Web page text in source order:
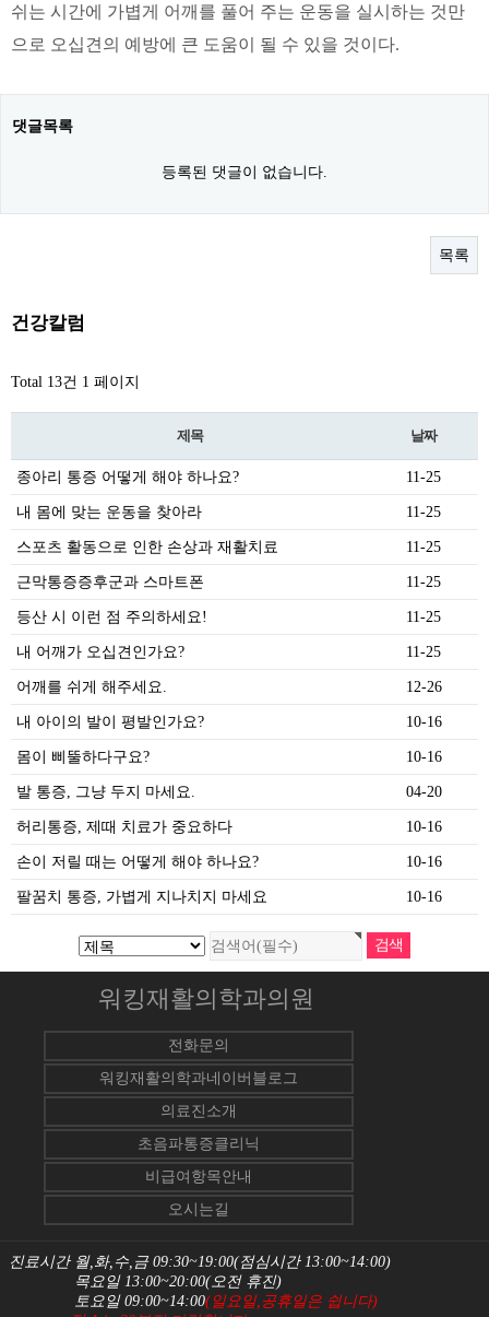
쉬는 시간에 가볍게 어깨를 풀어 주는 운동을 실시하는 것만
으로 오십견의 예방에 큰 도움이 될 수 있을 것이다.
댓글목록
등록된 댓글이 없습니다.
목록
건강칼럼
Total 13건 1 페이지
제목 날짜
종아리 통증 어떻게 해야 하나요? 11-25
내 몸에 맞는 운동을 찾아라 11-25
스포츠 활동으로 인한 손상과 재활치료 11-25
근막통증증후군과 스마트폰 11-25
등산 시 이런 점 주의하세요! 11-25
내 어깨가 오십견인가요? 11-25
어깨를 쉬게 해주세요. 12-26
내 아이의 발이 평발인가요? 10-16
몸이 삐뚤하다구요? 10-16
발 통증, 그냥 두지 마세요. 04-20
허리통증, 제때 치료가 중요하다 10-16
손이 저릴 때는 어떻게 해야 하나요? 10-16
팔꿈치 통증, 가볍게 지나치지 마세요 10-16
워킹재활의학과의원
전화문의
워킹재활의학과네이버블로그
의료진소개
초음파통증클리닉
비급여항목안내
오시는길
진료시간 월,화,수,금 09:30~19:00(점심시간 13:00~14:00)
목요일 13:00~20:00(오전 휴진)
토요일 09:00~14:00(일요일,공휴일은 쉽니다)